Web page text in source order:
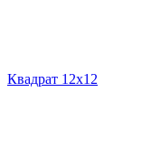
Квадрат 12х12